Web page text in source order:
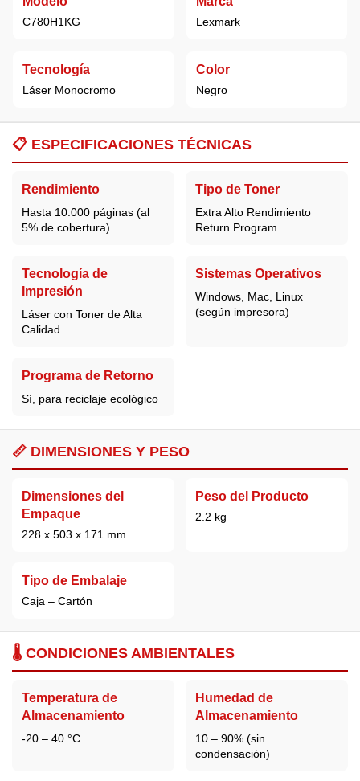
C780H1KG Lexmark
Tecnología
Láser Monocromo
Color
Negro
📋 ESPECIFICACIONES TÉCNICAS
Rendimiento
Hasta 10.000 páginas (al
5% de cobertura)
Tipo de Toner
Extra Alto Rendimiento
Return Program
Tecnología de
Impresión
Láser con Toner de Alta
Calidad
Sistemas Operativos
Windows, Mac, Linux
(según impresora)
Programa de Retorno
Sí, para reciclaje ecológico
📏 DIMENSIONES Y PESO
Dimensiones del
Empaque
228 x 503 x 171 mm
Peso del Producto
2.2 kg
Tipo de Embalaje
Caja – Cartón
🌡️ CONDICIONES AMBIENTALES
Temperatura de
Almacenamiento
-20 – 40 °C
Humedad de
Almacenamiento
10 – 90% (sin
condensación)